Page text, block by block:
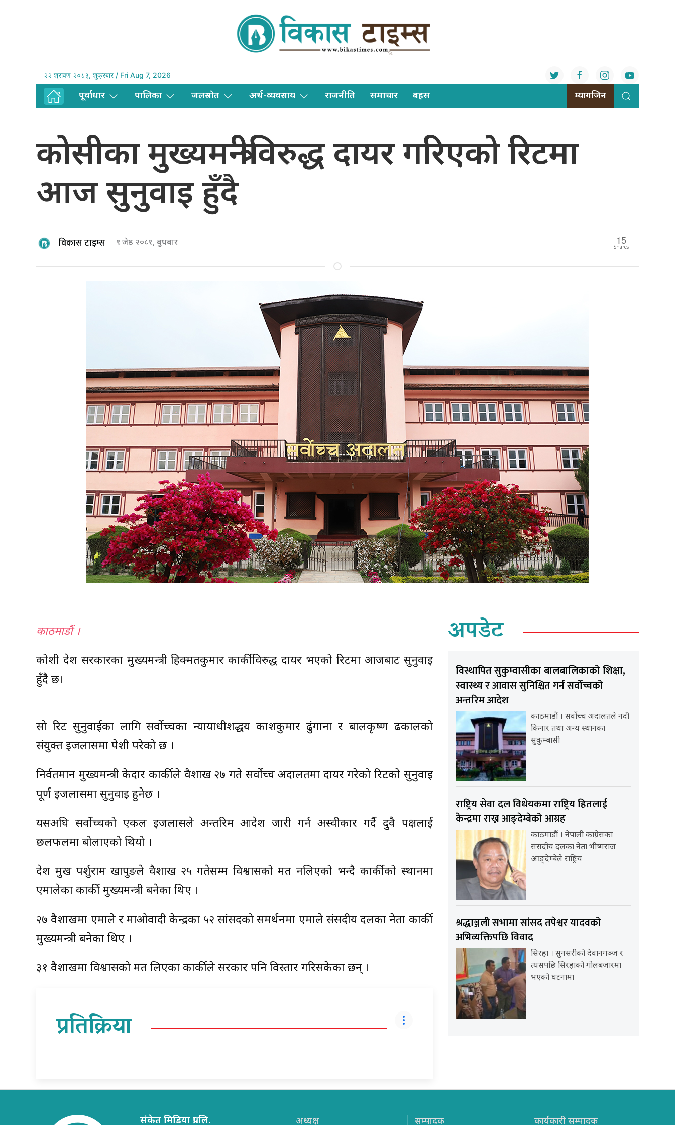
२२ श्रावण २०८३, शुक्रबार / Fri Aug 7, 2026
पूर्वाधार पालिका जलस्राेत अर्थ-व्यवसाय राजनीति समाचार बहस म्यागजिन
काेसीका मुख्यमन्त्रीविरुद्ध दायर गरिएकाे रिटमा
आज सुनुवाइ हुँदै
विकास टाइम्स ९ जेष्ठ २०८१, बुधबार 15
Shares
काठमाडौं ।
कोशी प्रदेश सरकारका मुख्यमन्त्री हिक्मतकुमार कार्कीविरुद्ध दायर भएको रिटमा आजबाट सुनुवाइ
हुँदै छ।
सो रिट सुनुवाईका लागि सर्वोच्चका न्यायाधीशद्धय प्रकाशकुमार ढुंगाना र बालकृष्ण ढकालको
संयुक्त इजलासमा पेशी परेको छ ।
निर्वतमान मुख्यमन्त्री केदार कार्कीले वैशाख २७ गते सर्वोच्च अदालतमा दायर गरेको रिटको सुनुवाइ
पूर्ण इजलासमा सुनुवाइ हुनेछ ।
यसअघि सर्वोच्चको एकल इजलासले अन्तरिम आदेश जारी गर्न अस्वीकार गर्दै दुवै पक्षलाई
छलफलमा बोलाएको थियो ।
प्रदेश प्रमुख पर्शुराम खापुङले वैशाख २५ गतेसम्म विश्वासको मत नलिएको भन्दै कार्कीको स्थानमा
एमालेका कार्की मुख्यमन्त्री बनेका थिए ।
२७ वैशाखमा एमाले र माओवादी केन्द्रका ५२ सांसदको समर्थनमा एमाले संसदीय दलका नेता कार्की
मुख्यमन्त्री बनेका थिए ।
३१ वैशाखमा विश्वासको मत लिएका कार्कीले सरकार पनि विस्तार गरिसकेका छन् ।
प्रतिक्रिया
अपडेट
विस्थापित सुकुम्वासीका बालबालिकाको शिक्षा,
स्वास्थ्य र आवास सुनिश्चित गर्न सर्वोच्चको
अन्तरिम आदेश
काठमाडौं । सर्वोच्च अदालतले नदी
किनार तथा अन्य स्थानका
सुकुम्बासी
राष्ट्रिय सेवा दल विधेयकमा राष्ट्रिय हितलाई
केन्द्रमा राख्न आङ्देम्बेको आग्रह
काठमाडौं । नेपाली कांग्रेसका
संसदीय दलका नेता भीष्मराज
आङ्देम्बेले राष्ट्रिय
श्रद्धाञ्जली सभामा सांसद तपेश्वर यादवको
अभिव्यक्तिपछि विवाद
सिरहा । सुनसरीको देवानगञ्ज र
त्यसपछि सिरहाको गोलबजारमा
भएको घटनामा
संकेत मिडिया प्रा.लि. अध्यक्ष सम्पादक कार्यकारी सम्पादक